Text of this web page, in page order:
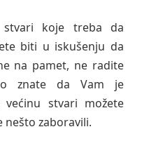
koje treba da
biti u iskušenju da
na pamet, ne radite
znate da Vam je
stvari možete
zaboravili.